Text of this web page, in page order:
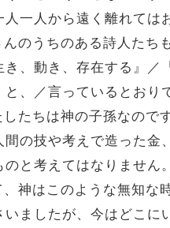
人一人から遠く離れては
のうちのある詩人たち
き、動き、存在する』／
と、／言っているとおり
たちは神の子孫なので
間の技や考えで造った金
のと考えてはなりません。
神はこのような無知な
いましたが、今はどこに